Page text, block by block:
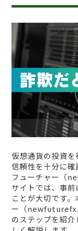
仮想通貨の投資
信頼性を十分に
フューチャー（
サイトでは、事
ことが大切です
ー（
のステップを紹